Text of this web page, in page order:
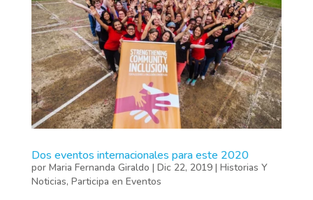
Dos eventos internacionales para este 2020
por Maria Fernanda Giraldo | Dic 22, 2019| Historias Y
Noticias, Participa en Eventos